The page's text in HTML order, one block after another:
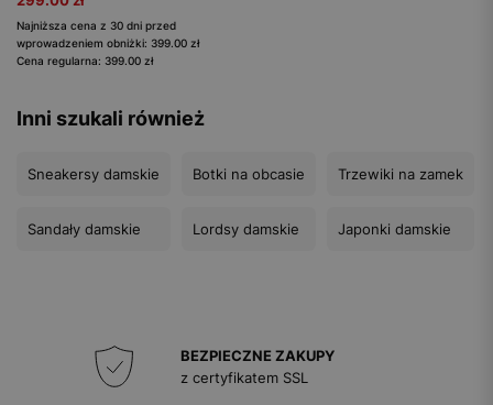
Najniższa cena z 30 dni przed
wprowadzeniem obniżki: 399.00 zł
Cena regularna: 399.00 zł
Inni szukali również
Sneakersy damskie
Sandały damskie
Botki na obcasie
Lordsy damskie
Trzewiki na zamek
Japonki damskie
BEZPIECZNE ZAKUPY
z certyfikatem SSL